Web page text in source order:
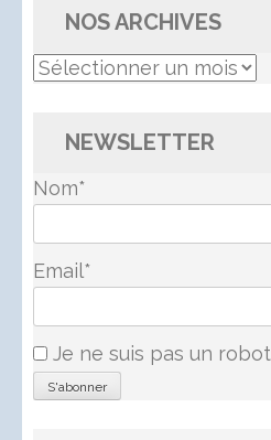
NOS ARCHIVES
Nos
NEWSLETTER
Nom*
Email*
Je ne suis pas un robot